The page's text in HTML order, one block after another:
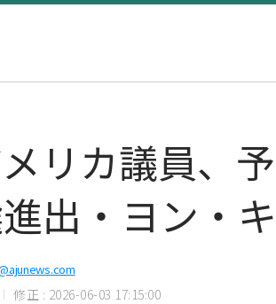
リカ議員、
出・ヨン・
修正 : 2026-06-03 17:15:00